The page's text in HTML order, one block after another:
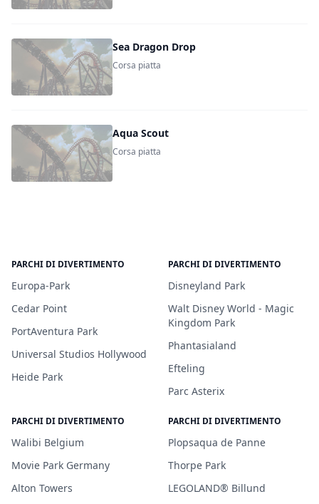
Sea Dragon Drop
Corsa piatta
Aqua Scout
Corsa piatta
PARCHI DI DIVERTIMENTO
Europa-Park
Cedar Point
PortAventura Park
Universal Studios Hollywood
Heide Park
PARCHI DI DIVERTIMENTO
Disneyland Park
Walt Disney World - Magic
Kingdom Park
Phantasialand
Efteling
Parc Asterix
PARCHI DI DIVERTIMENTO
Walibi Belgium
Movie Park Germany
Alton Towers
PARCHI DI DIVERTIMENTO
Plopsaqua de Panne
Thorpe Park
LEGOLAND® Billund